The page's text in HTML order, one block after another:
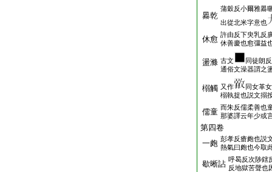
㬥乾
蒲穀反小爾雅㬥
出從北米字意也
休愈 許由反下臾乳反
休善慶也愈彊益
盪滌 古文
同徒朗
通俗文澡器謂之
榒觸 又作
同女革
榒執捉也説文搦
儒童 而朱反儒柔善也
那婆譯云年少或
第四卷
一皰 彭孝反瘡皰也説
熱氣曰皰也今取
歇晰詀 呼曷反次陟鎋
反地獄苦聲也